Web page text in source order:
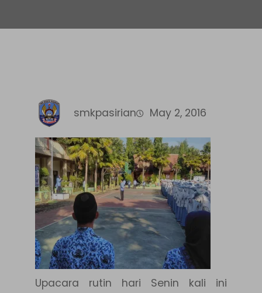
smkpasirian May 2, 2016
Upacara rutin hari Senin kali ini